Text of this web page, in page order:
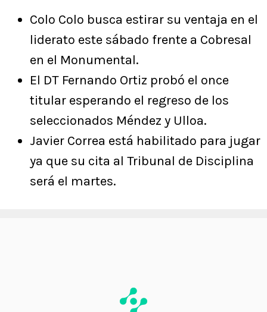
Colo Colo busca estirar su ventaja en el
liderato este sábado frente a Cobresal
en el Monumental.
El DT Fernando Ortiz probó el once
titular esperando el regreso de los
seleccionados Méndez y Ulloa.
Javier Correa está habilitado para jugar
ya que su cita al Tribunal de Disciplina
será el martes.